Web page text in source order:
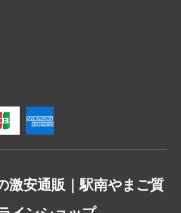
激安通販｜駅南やまご質